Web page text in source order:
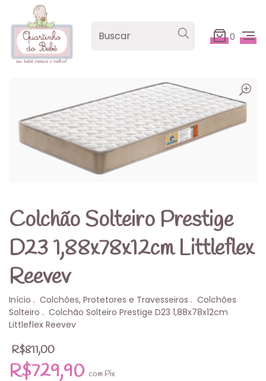
0
Colchão Solteiro Prestige
D23 1,88x78x12cm Littleflex
Reevev
Início . Colchões, Protetores e Travesseiros . Colchões
Solteiro . Colchão Solteiro Prestige D23 1,88x78x12cm
Littleflex Reevev
R$811,00
R$729,90 com Pix